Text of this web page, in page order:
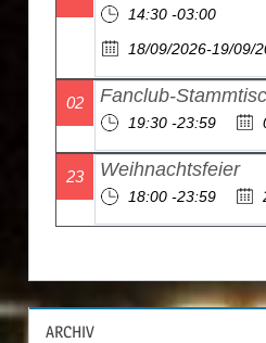
14:30 -03:00
18/09/2026-19/09/
02 Fanclub-
19:30 -23:59
23 Weihnachtsfeier
18:00 -23:59
ARCHIV